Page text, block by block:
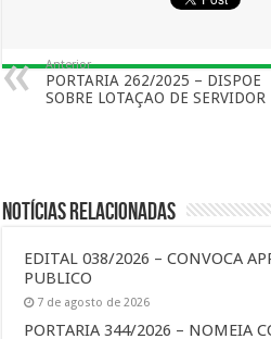
Anterior
PORTARIA 262/2025 – DISPOE
SOBRE LOTAÇAO DE SERVIDOR
Notícias Relacionadas
EDITAL 038/2026 – CONVOCA
PUBLICO
7 de agosto de 2026
PORTARIA 344/2026 – NOMEIA